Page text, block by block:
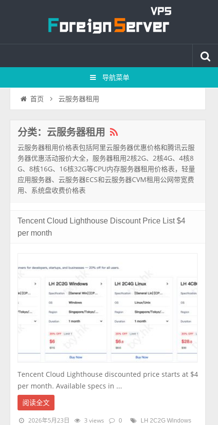
导航菜单
首页 云服务器租用
分类：云服务器租用
云服务器租用价格表包括阿里云服务器优惠价格和腾讯云服
务器优惠活动报价大全，服务器租用2核2G、2核4G、4核8
G、8核16G、16核32G等CPU内存服务器租用价格表，轻量
应用服务器、云服务器ECS和云服务器CVM租用公网带宽费
用、系统盘收费价格表
Tencent Cloud Lighthouse Discount Price List $4
per month
Tencent Cloud Lighthouse discounted price starts at $4
per month. Available specs in ...
阅读全文
2026年5月23日 3 views 0
LH 2C2G Windows